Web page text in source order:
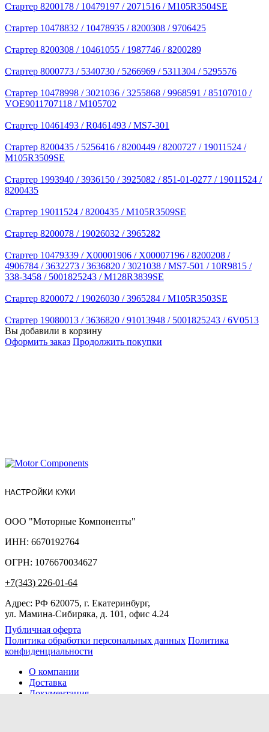
Стартер 8200178 / 10479197 / 2071516 / M105R3504SE
Стартер 10478832 / 10478935 / 8200308 / 9706425
Стартер 8200308 / 10461055 / 1987746 / 8200289
Стартер 8000773 / 5340730 / 5266969 / 5311304 / 5295576
Стартер 10478998 / 3021036 / 3255868 / 9968591 / 85107010 /
VOE9011707118 / M105702
Стартер 10461493 / R0461493 / MS7-301
Стартер 8200435 / 5256416 / 8200449 / 8200727 / 19011524 /
M105R3509SE
Стартер 1993940 / 3936150 / 3925082 / 851-01-0277 / 19011524 /
8200435
Стартер 19011524 / 8200435 / M105R3509SE
Стартер 8200078 / 19026032 / 3965282
Стартер 10479339 / X00001906 / X00007196 / 8200208 /
4906784 / 3632273 / 3636820 / 3021038 / MS7-501 / 10R9815 /
338-3458 / 5001825243 / M128R3839SE
Стартер 8200072 / 19026030 / 3965284 / M105R3503SE
Стартер 19080013 / 3636820 / 91013948 / 5001825243 / 6V0513
Вы добавили в корзину
Оформить заказ Продолжить покупки
НАСТРОЙКИ КУКИ
ООО "Моторные Компоненты"
ИНН: 6670192764
ОГРН: 1076670034627
+7(343) 226-01-64
Адрес: РФ 620075, г. Екатеринбург,
ул. Мамина-Сибиряка, д. 101, офис 4.24
Публичная оферта
Политика обработки персональных данных Политика
конфиденциальности
О компании
Доставка
Документация